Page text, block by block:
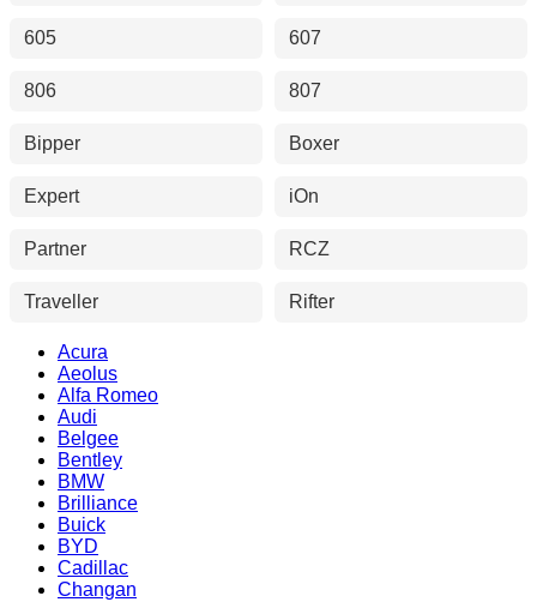
605 607
806 807
Bipper Boxer
Expert iOn
Partner RCZ
Traveller Rifter
Acura
Aeolus
Alfa Romeo
Audi
Belgee
Bentley
BMW
Brilliance
Buick
BYD
Cadillac
Changan